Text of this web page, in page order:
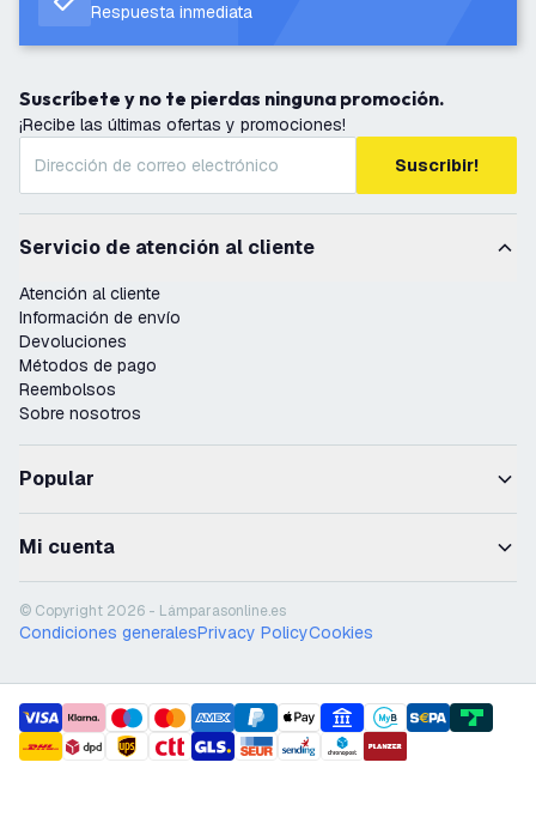
Respuesta inmediata
Suscríbete y no te pierdas ninguna promoción.
¡Recibe las últimas ofertas y promociones!
Suscribir!
Servicio de atención al cliente
Atención al cliente
Información de envío
Devoluciones
Métodos de pago
Reembolsos
Sobre nosotros
Popular
Mi cuenta
© Copyright 2026 - Lámparasonline.es
Condiciones generalesPrivacy PolicyCookies
payment methods
shipment methods